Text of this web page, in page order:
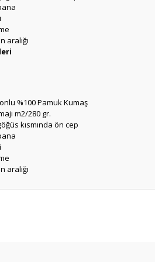
aralığı
%100 Pamuk Kumaş
m2/280 gr.
kısmında ön cep
aralığı